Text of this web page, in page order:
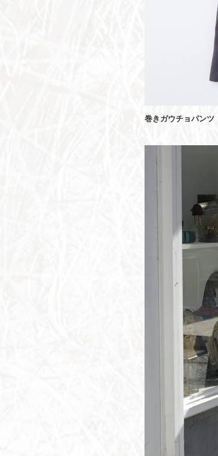
巻きガウチョパンツ